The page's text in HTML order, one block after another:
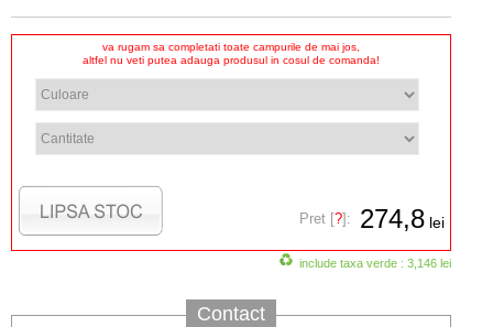
va rugam sa completati toate campurile de mai jos,
altfel nu veti putea adauga produsul in cosul de comanda!
Pret [?]: 274,8 lei
include taxa verde : 3,146 lei
Contact